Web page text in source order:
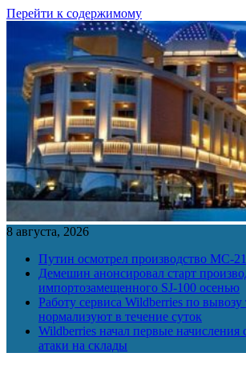
Перейти к содержимому
8 августа, 2026
Путин осмотрел производство МС-
Демешин анонсировал старт
импортозамещенного SJ-100 осенью
Работу сервиса Wildberries по вывозу
нормализуют в течение суток
Wildberries начал первые начисления
атаки на склады